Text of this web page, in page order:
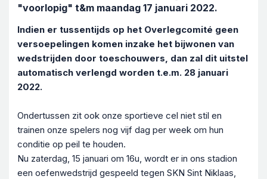
"voorlopig" t&m maandag 17 januari 2022.
Indien er tussentijds op het Overlegcomité geen
versoepelingen komen inzake het bijwonen van
wedstrijden door toeschouwers, dan zal dit uitstel
automatisch verlengd worden t.e.m. 28 januari
2022.
Ondertussen zit ook onze sportieve cel niet stil en
trainen onze spelers nog vijf dag per week om hun
conditie op peil te houden.
Nu zaterdag, 15 januari om 16u, wordt er in ons stadion
een oefenwedstrijd gespeeld tegen SKN Sint Niklaas,